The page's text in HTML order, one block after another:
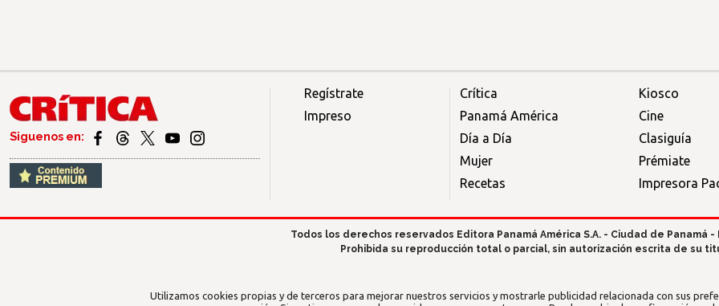
Siguenos en:
Regístrate
Impreso
Crítica
Panamá América
Día a Día
Mujer
Recetas
Kiosco
Cine
Clasiguía
Prémiate
Impresora
Todos los derechos reservados Editora Panamá América S.A. - Ciudad de Panamá -
Prohibida su reproducción total o parcial, sin autorización escrita de su
Utilizamos cookies propias y de terceros para mejorar nuestros servicios y mostrarle publicidad relacionada con sus